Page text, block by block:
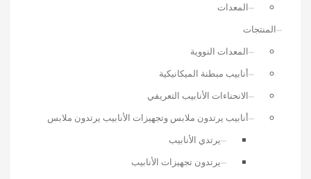
المعدات
المنتجات
المعدات النووية
أنابيب مبطنة الميكانيكية
الانحناءات الأنابيب التعريفي
أنابيب يرتدون ملابس وتجهيزات الأنابيب يرتدون ملابس
يرتدي الأنابيب
يرتدون تجهيزات الأنابيب